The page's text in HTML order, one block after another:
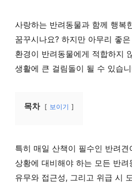
사랑하는 반려동물과 함께 행복
꿈꾸시나요? 하지만 아무리 좋
환경이 반려동물에게 적합하지
생활에 큰 걸림돌이 될 수 있습
목차 보이기
특히 매일 산책이 필수인 반려
상황에 대비해야 하는 모든 반려
유무와 접근성, 그리고 위급 시